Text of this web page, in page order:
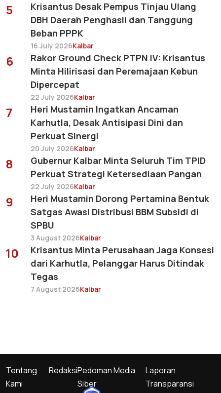
5
Krisantus Desak Pempus Tinjau Ulang
DBH Daerah Penghasil dan Tanggung
Beban PPPK
16 July 2026Kalbar
6
Rakor Ground Check PTPN IV: Krisantus
Minta Hilirisasi dan Peremajaan Kebun
Dipercepat
22 July 2026Kalbar
7
Heri Mustamin Ingatkan Ancaman
Karhutla, Desak Antisipasi Dini dan
Perkuat Sinergi
20 July 2026Kalbar
8
Gubernur Kalbar Minta Seluruh Tim TPID
Perkuat Strategi Ketersediaan Pangan
22 July 2026Kalbar
9
Heri Mustamin Dorong Pertamina Bentuk
Satgas Awasi Distribusi BBM Subsidi di
SPBU
3 August 2026Kalbar
10
Krisantus Minta Perusahaan Jaga Konsesi
dari Karhutla, Pelanggar Harus Ditindak
Tegas
7 August 2026Kalbar
Tentang
Kami
RedaksiPedoman Media
Siber
Laporan
Transparansi